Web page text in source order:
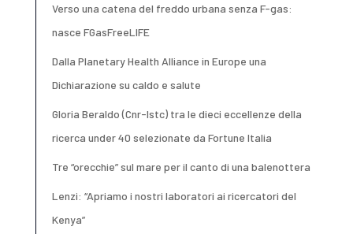
Verso una catena del freddo urbana senza F-gas:
nasce FGasFreeLIFE
Dalla Planetary Health Alliance in Europe una
Dichiarazione su caldo e salute
Gloria Beraldo (Cnr-Istc) tra le dieci eccellenze della
ricerca under 40 selezionate da Fortune Italia
Tre “orecchie” sul mare per il canto di una balenottera
Lenzi: “Apriamo i nostri laboratori ai ricercatori del
Kenya”